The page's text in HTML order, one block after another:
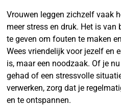
Vrouwen leggen zichzelf vaak
meer stress en druk. Het is
te geven om fouten te maken
Wees vriendelijk voor jezelf en
is, maar een noodzaak. Of je
gehad of een stressvolle
verwerken, zorg dat je
en te ontspannen.